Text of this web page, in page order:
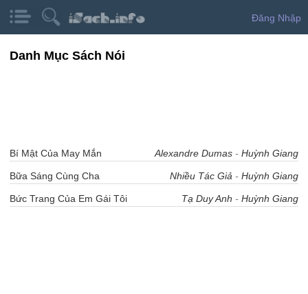
Đăng Nhập
Danh Mục Sách Nói
Bí Mật Của May Mắn Alexandre Dumas - Huỳnh Giang
Bữa Sáng Cùng Cha Nhiều Tác Giả - Huỳnh Giang
Bức Trang Của Em Gái Tôi Tạ Duy Anh - Huỳnh Giang